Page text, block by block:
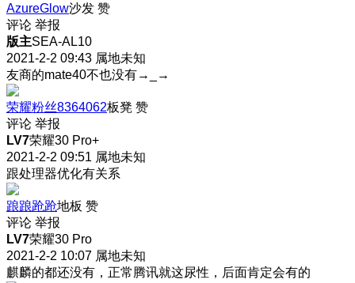
AzureGlow沙发 赞
评论 举报
版主SEA-AL10
2021-2-2 09:43 属地未知
友商的mate40不也没有→_→
荣耀粉丝8364062板凳 赞
评论 举报
LV7荣耀30 Pro+
2021-2-2 09:51 属地未知
跟处理器优化有关系
踉踉跄跄地板 赞
评论 举报
LV7荣耀30 Pro
2021-2-2 10:07 属地未知
麒麟的都还没有，正常腾讯就这尿性，后面肯定会有的